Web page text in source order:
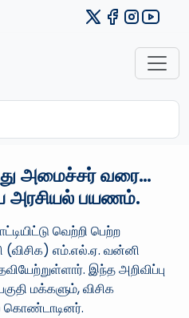
அமைச்சர் வரை…
அரசியல் பயணம்.
வெற்றி பெற்ற
(விசிக) எம்.எல்.ஏ. வன்னி
இந்த அறிவிப்பு
மக்களும், விசிக
கொண்டாடினர்.